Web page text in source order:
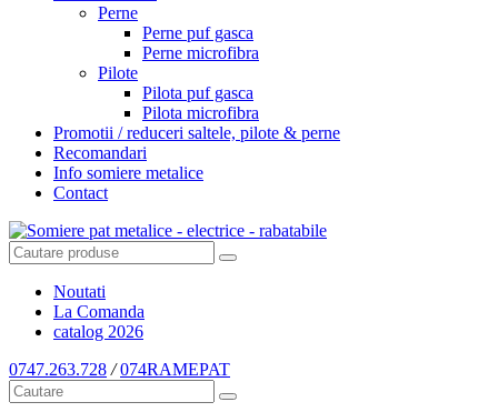
Perne
Perne puf gasca
Perne microfibra
Pilote
Pilota puf gasca
Pilota microfibra
Promotii / reduceri saltele, pilote & perne
Recomandari
Info somiere metalice
Contact
Noutati
La Comanda
catalog 2026
0747.263.728 / 074RAMEPAT